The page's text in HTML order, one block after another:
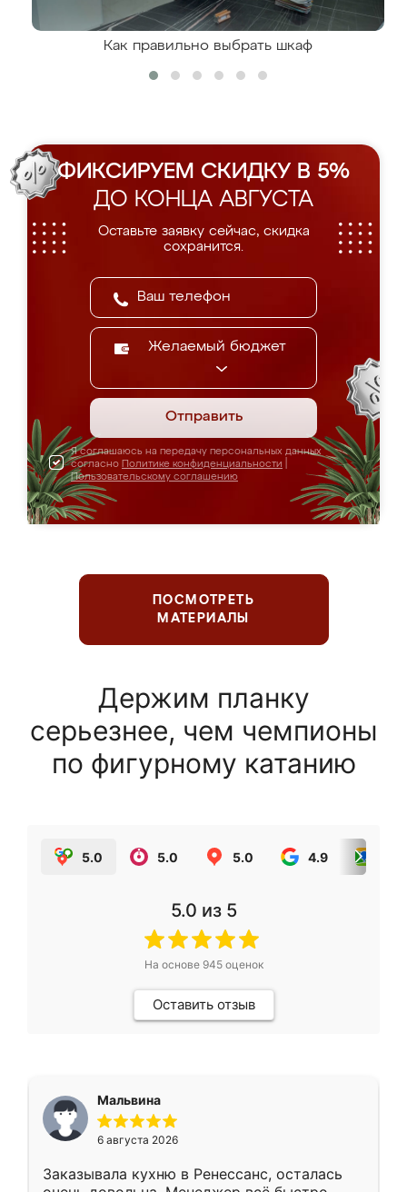
Как правильно выбрать шкаф
ФИКСИРУЕМ СКИДКУ В 5%
ДО КОНЦА АВГУСТА
Оставьте заявку сейчас, скидка
сохранится.
Желаемый бюджет
Отправить
Я соглашаюсь на передачу персональных данных
согласно Политике конфиденциальности
Пользовательскому соглашению
ПОСМОТРЕТЬ
МАТЕРИАЛЫ
Держим планку
серьезнее, чем чемпионы
по фигурному катанию
5.0 5.0 5.0 4.9
5.0 из 5
На основе 945оценок
Оставить отзыв
Мальвина
6 августа 2026
Заказывала кухню в Ренессанс, осталась